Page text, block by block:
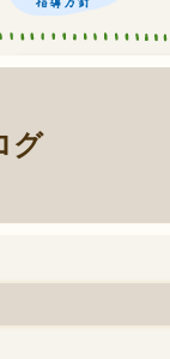
グ